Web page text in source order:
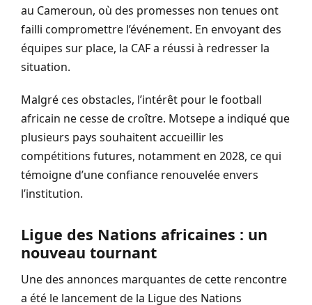
au Cameroun, où des promesses non tenues ont
failli compromettre l’événement. En envoyant des
équipes sur place, la CAF a réussi à redresser la
situation.
Malgré ces obstacles, l’intérêt pour le football
africain ne cesse de croître. Motsepe a indiqué que
plusieurs pays souhaitent accueillir les
compétitions futures, notamment en 2028, ce qui
témoigne d’une confiance renouvelée envers
l’institution.
Ligue des Nations africaines : un
nouveau tournant
Une des annonces marquantes de cette rencontre
a été le lancement de la Ligue des Nations